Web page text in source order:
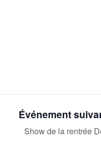
Événement
Show de la rentrée